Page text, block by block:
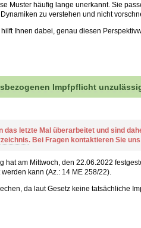
Muster häufig lange unerkannt. Sie
zu verstehen und nicht
Ihnen dabei, genau diesen
Impfpflicht
das letzte Mal überarbeitet und sind
. Bei Fragen kontaktieren Sie
am Mittwoch, den 22.06.2022
kann (Az.: 14 ME 258/22).
da laut Gesetz keine tatsächliche